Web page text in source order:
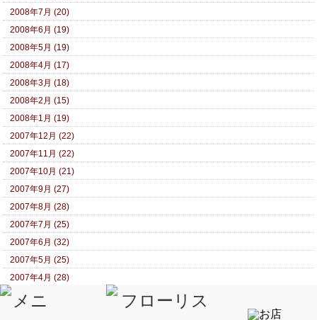
2008年7月 (20)
2008年6月 (19)
2008年5月 (19)
2008年4月 (17)
2008年3月 (18)
2008年2月 (15)
2008年1月 (19)
2007年12月 (22)
2007年11月 (22)
2007年10月 (21)
2007年9月 (27)
2007年8月 (28)
2007年7月 (25)
2007年6月 (32)
2007年5月 (25)
2007年4月 (28)
2007年3月 (29)